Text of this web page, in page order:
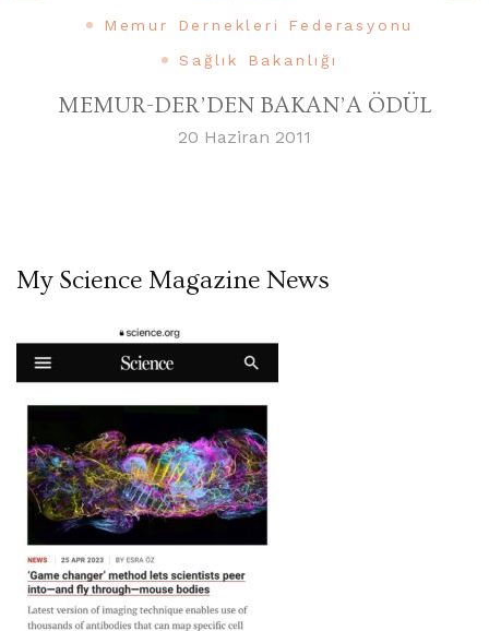
Memur Dernekleri Federasyonu
Sağlık Bakanlığı
MEMUR-DER’DEN BAKAN’A ÖDÜL
20 Haziran 2011
My Science Magazine News